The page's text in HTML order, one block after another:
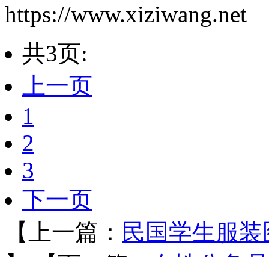
https://www.xiziwang.net
共3页:
上一页
1
2
3
下一页
【上一篇： 民国学生服